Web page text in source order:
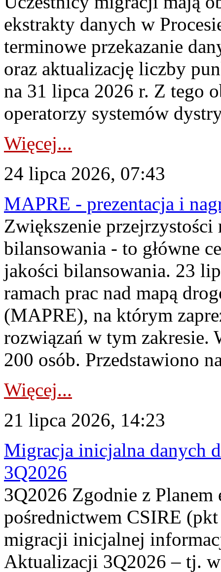
ekstrakty danych w
terminowe przekazanie
oraz aktualizację liczby
na 31 lipca 2026 r. Z tego
operatorzy systemów
Więcej...
24 lipca 2026, 07:43
MAPRE - prezentacja i
Zwiększenie
bilansowania - to główne
jakości bilansowania. 23
ramach prac nad mapą
(MAPRE), na którym
rozwiązań w tym zakresie.
200 osób. Przedstawiono
Więcej...
21 lipca 2026, 14:23
Migracja inicjalna danych
3Q2026
3Q2026 Zgodnie z
pośrednictwem CSIRE
migracji inicjalnej
Aktualizacji 3Q2026 – tj.